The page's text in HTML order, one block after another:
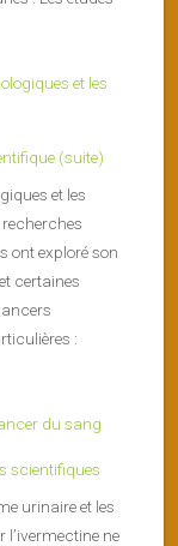
(suite)
et les
ont exploré son
certaines
:
scientifiques
urinaire et les
ne